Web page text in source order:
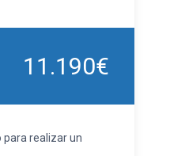
11.190€
para realizar un